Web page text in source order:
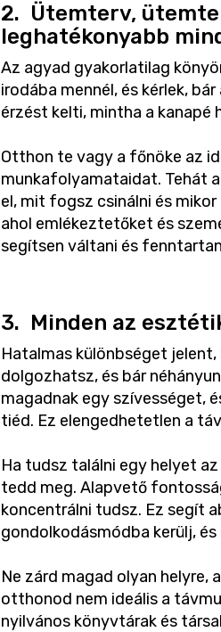
2. Ütemterv,
leghatékonyabb
Az agyad gyakorlatilag
irodába mennél, és kérlek,
érzést kelti, mintha a kanapé
Otthon te vagy a főnöke az
munkafolyamataidat. Tehát
el, mit fogsz csinálni és
ahol emlékeztetőket és
segítsen váltani és
3. Minden az
Hatalmas különbséget
dolgozhatsz, és bár
magadnak egy szívességet,
tiéd. Ez elengedhetetlen a
Ha tudsz találni egy helyet
tedd meg. Alapvető
koncentrálni tudsz. Ez segít
gondolkodásmódba kerülj,
Ne zárd magad olyan helyre,
otthonod nem ideális a
nyilvános könyvtárak és